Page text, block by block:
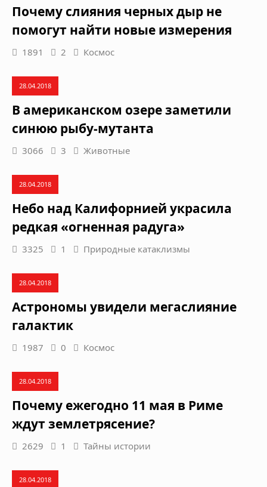
Почему слияния черных дыр не
помогут найти новые измерения
1891 2 Космос
28.04.2018
В американском озере заметили
синюю рыбу-мутанта
3066 3 Животные
28.04.2018
Небо над Калифорнией украсила
редкая «огненная радуга»
3325 1 Природные катаклизмы
28.04.2018
Астрономы увидели мегаслияние
галактик
1987 0 Космос
28.04.2018
Почему ежегодно 11 мая в Риме
ждут землетрясение?
2629 1 Тайны истории
28.04.2018